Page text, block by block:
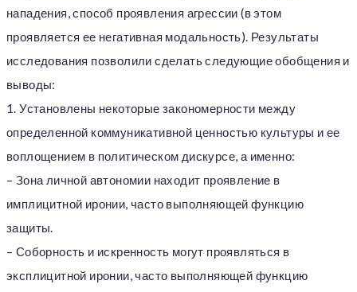
нападения, способ проявления агрессии (в этом
проявляется ее негативная модальность). Результаты
исследования позволили сделать следующие обобщения и
выводы:
1. Установлены некоторые закономерности между
определенной коммуникативной ценностью культуры и ее
воплощением в политическом дискурсе, а именно:
– Зона личной автономии находит проявление в
имплицитной иронии, часто выполняющей функцию
защиты.
– Соборность и искренность могут проявляться в
эксплицитной иронии, часто выполняющей функцию